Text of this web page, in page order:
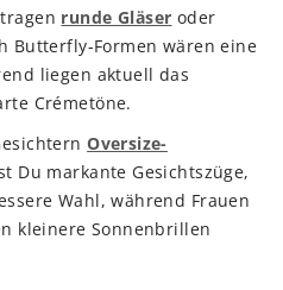
runde Gläser oder
Butterfly-Formen wären eine
liegen aktuell das
Crémetöne.
Oversize-
Du markante Gesichtszüge,
Wahl, während Frauen
kleinere Sonnenbrillen